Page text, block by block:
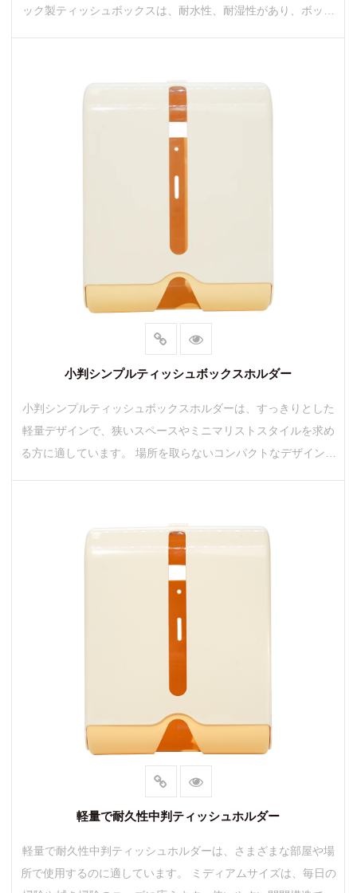
ック製ティッシュボックスは、耐水性、耐湿性があり、ボック
小判シンプルティッシュボックスホルダー
小判シンプルティッシュボックスホルダーは、すっきりとした
軽量デザインで、狭いスペースやミニマリストスタイルを求め
る方に適しています。 場所を取らないコンパクトなデザインの
軽量で耐久性中判ティッシュホルダー
軽量で耐久性中判ティッシュホルダーは、さまざまな部屋や場
所で使用するのに適しています。 ミディアムサイズは、毎日の